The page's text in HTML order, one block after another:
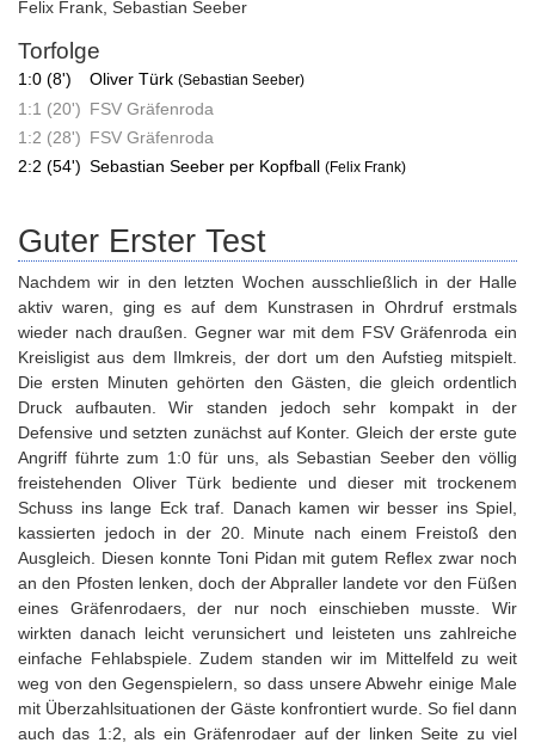
Felix Frank Sebastian Seeber
Torfolge
1:0 (8') Oliver Türk (Sebastian Seeber)
1:1 (20') FSV Gräfenroda
1:2 (28') FSV Gräfenroda
2:2 (54') Sebastian Seeber per Kopfball (Felix Frank)
Guter Erster Test
Nachdem wir in den letzten Wochen ausschließlich in der Halle
aktiv waren, ging es auf dem Kunstrasen in Ohrdruf erstmals
wieder nach draußen. Gegner war mit dem FSV Gräfenroda ein
Kreisligist aus dem Ilmkreis, der dort um den Aufstieg mitspielt.
Die ersten Minuten gehörten den Gästen, die gleich ordentlich
Druck aufbauten. Wir standen jedoch sehr kompakt in der
Defensive und setzten zunächst auf Konter. Gleich der erste gute
Angriff führte zum 1:0 für uns, als Sebastian Seeber den völlig
freistehenden Oliver Türk bediente und dieser mit trockenem
Schuss ins lange Eck traf. Danach kamen wir besser ins Spiel,
kassierten jedoch in der 20. Minute nach einem Freistoß den
Ausgleich. Diesen konnte Toni Pidan mit gutem Reflex zwar noch
an den Pfosten lenken, doch der Abpraller landete vor den Füßen
eines Gräfenrodaers, der nur noch einschieben musste. Wir
wirkten danach leicht verunsichert und leisteten uns zahlreiche
einfache Fehlabspiele. Zudem standen wir im Mittelfeld zu weit
weg von den Gegenspielern, so dass unsere Abwehr einige Male
mit Überzahlsituationen der Gäste konfrontiert wurde. So fiel dann
auch das 1:2, als ein Gräfenrodaer auf der linken Seite zu viel